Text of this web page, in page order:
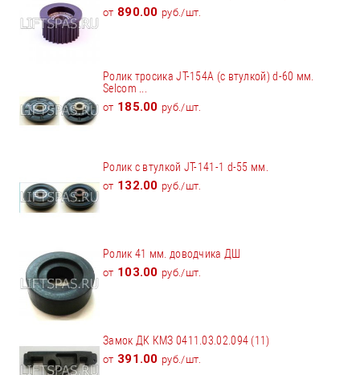
от 890.00 руб./шт.
Ролик тросика JT-154А (с втулкой) d-60 мм.
Selcom ...
от 185.00 руб./шт.
Ролик с втулкой JT-141-1 d-55 мм.
от 132.00 руб./шт.
Ролик 41 мм. доводчика ДШ
от 103.00 руб./шт.
Замок ДК КМЗ 0411.03.02.094 (11)
от 391.00 руб./шт.